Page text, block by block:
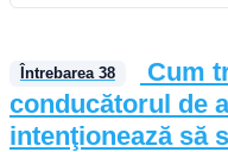
Întrebarea 38
Cum
conducătorul de
intenţionează să